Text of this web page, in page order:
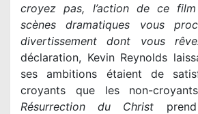
croyez pas, l’action de ce
scènes dramatiques vous
divertissement dont vous
déclaration, Kevin Reynolds
ses ambitions étaient de
croyants que les non-
Résurrection du Christ